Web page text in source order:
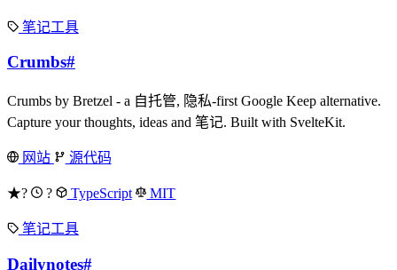
笔记工具
Crumbs#
Crumbs by Bretzel - a 自托管, 隐私-first Google Keep alternative.
Capture your thoughts, ideas and 笔记. Built with SvelteKit.
网站 源代码
★? ? TypeScript MIT
笔记工具
Dailynotes#